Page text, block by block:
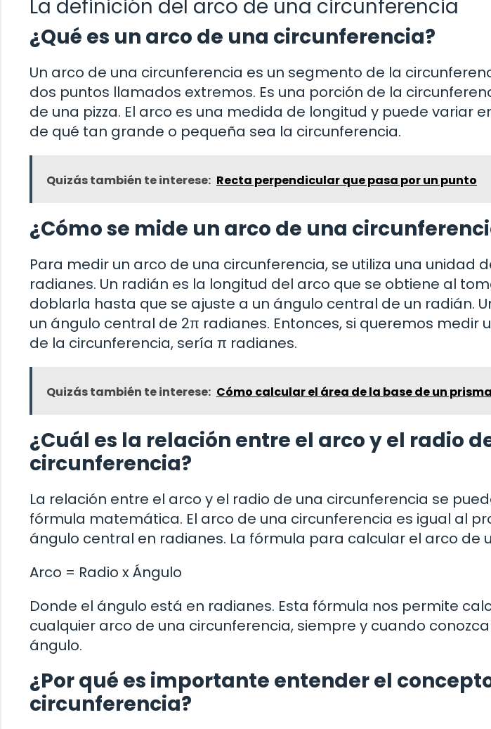
La definición del arco de una circunferencia
¿Qué es un arco de una circunferencia?
Un arco de una circunferencia es un segmento de la
dos puntos llamados extremos. Es una porción de la
de una pizza. El arco es una medida de longitud y puede variar
de qué tan grande o pequeña sea la circunferencia.
Quizás también te interese: Recta perpendicular que pasa por un punto
¿Cómo se mide un arco de una
Para medir un arco de una circunferencia, se utiliza una unidad
radianes. Un radián es la longitud del arco que se obtiene al
doblarla hasta que se ajuste a un ángulo central de un radián.
un ángulo central de 2π radianes. Entonces, si queremos medir
de la circunferencia, sería π radianes.
Quizás también te interese: Cómo calcular el área de la base de un prisma
¿Cuál es la relación entre el arco y el radio
circunferencia?
La relación entre el arco y el radio de una circunferencia se
fórmula matemática. El arco de una circunferencia es igual al
ángulo central en radianes. La fórmula para calcular el arco de
Arco = Radio x Ángulo
Donde el ángulo está en radianes. Esta fórmula nos permite
cualquier arco de una circunferencia, siempre y cuando
ángulo.
¿Por qué es importante entender el
circunferencia?